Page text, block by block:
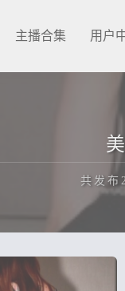
主播合集 用户
共发布